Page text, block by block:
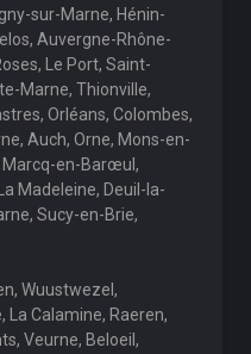
sur-Marne, Hénin-
Auvergne-Rhône-
Le Port, Saint-
Marne, Thionville,
Orléans, Colombes,
Auch, Orne, Mons-en-
Marcq-en-Barœul,
Madeleine, Deuil-la-
Sucy-en-Brie,
Wuustwezel,
La Calamine, Raeren,
Veurne, Beloeil,